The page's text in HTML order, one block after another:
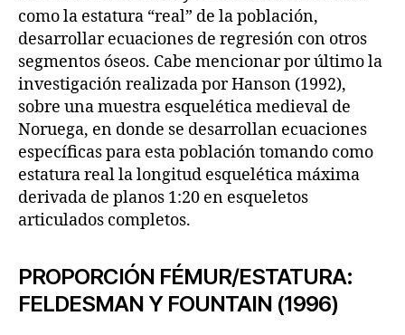
como la estatura “real” de la población,
desarrollar ecuaciones de regresión con otros
segmentos óseos. Cabe mencionar por último la
investigación realizada por Hanson (1992),
sobre una muestra esquelética medieval de
Noruega, en donde se desarrollan ecuaciones
específicas para esta población tomando como
estatura real la longitud esquelética máxima
derivada de planos 1:20 en esqueletos
articulados completos.
PROPORCIÓN FÉMUR/ESTATURA:
FELDESMAN Y FOUNTAIN (1996)